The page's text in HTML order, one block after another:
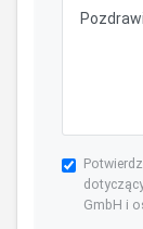
GmbH i